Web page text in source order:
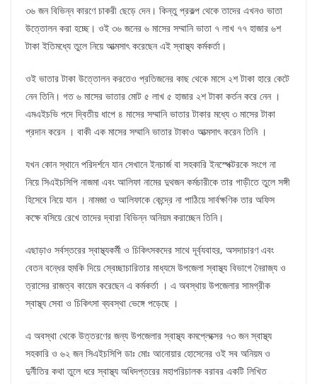
৩৬ জন বিভিন্ন কারণে চাকরী ছেড়ে দেন। কিন্তু প্রকল্প থেকে তাদের এখনও ভাতা
উত্তোলন করা হচ্ছে। ওই ৩৬ জনের ৬ মাসের সম্মানি ভাতা ৭ লাখ ৭৭ হাজার ৬শ
টাকা ইতিমধ্যে তুলে নিয়ে আত্মসাৎ করেছেন এই স্বাস্থ্য কর্মকর্তা।
ওই ভাতার টাকা উত্তোলন করতেও প্রতিজনের কাছ থেকে মাসে ২শ টাকা হারে কেটে
নেন তিনি। গত ৬ মাসের ভাতার মোট ৫ লাখ ৫ হাজার ২শ টাকা কর্তন করে নেন ।
এমএইচভি পদে দ্বিতীয় ধাপে ৪ মাসের সম্মানি ভাতার টাকার মধ্যে ৩ মাসের টাকা
প্রদান করেন । বাকী এক মাসের সম্মানি ভাতার টাকাও আত্মসাৎ করেন তিনি ।
যখন কোন স্থানে পরিদর্শনে যান সেখানে ইনচার্জ বা সহকারি ইনস্পেক্টরকে সংগে না
নিয়ে সিএইচসিপি নাজমা এবং আলিফা নামের দুথজন কর্মচারীকে তার গাড়ীতে তুলে সঙ্গী
হিসেবে নিয়ে যান । নামজা ও আলিফাকে কেন্দ্রে না পাঠিয়ে সার্বক্ষণিক তার অফিস
কক্ষে বসিয়ে রেখে তাদের দ্বারা বিভিন্ন অনিয়ম করাচ্ছেন তিনি।
এছাড়াও সর্বস্তরের স্বাস্থ্যকর্মী ও চিকিৎসকদের সাথে দূর্ব্যবাহর, অসদাচারণ এবং
বেতন বন্ধের হুমকি দিয়ে স্বেচ্ছাচারিতার মাধ্যমে উপজেলা স্বাস্থ্য বিভাগে নৈরাজ্য ও
ত্রাসের রাজত্ব কায়েম করেছেন এ কর্মকর্তা । এ অবস্থায় উপজেলার সামগ্রীক
স্বাস্থ্য সেবা ও চিকিৎসা ব্যবস্থা ভেঙ্গে পড়েছে ।
এ অবস্থা থেকে উত্তরণের জন্য উপজেলার স্বাস্থ্য কমপ্লেক্সের ৭৩ জন স্বাস্থ্য
সহকারি ও ৬২ জন সিএইচসিপি ডাঃ মোঃ আনোয়ার হোসেনের ওই সব অনিয়ম ও
দুর্নীতির কথা তুলে ধরে স্বাস্থ্য অধিদপ্তরের মহাপরিচালক বরাবর একটি লিখিত